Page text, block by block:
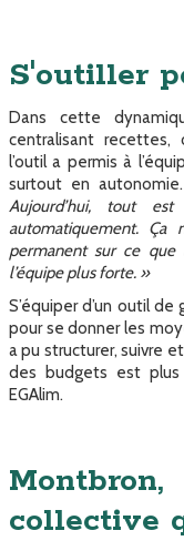
S'outiller
Dans cette
centralisant recettes,
l’outil a permis à
surtout en autonomie.
Aujourd’hui, tout
automatiquement. Ça
permanent sur ce que
l’équipe plus forte. »
S’équiper d’un outil
pour se donner les
a pu structurer, suivre
des budgets est
EGAlim.
collective